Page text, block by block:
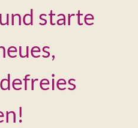
starte